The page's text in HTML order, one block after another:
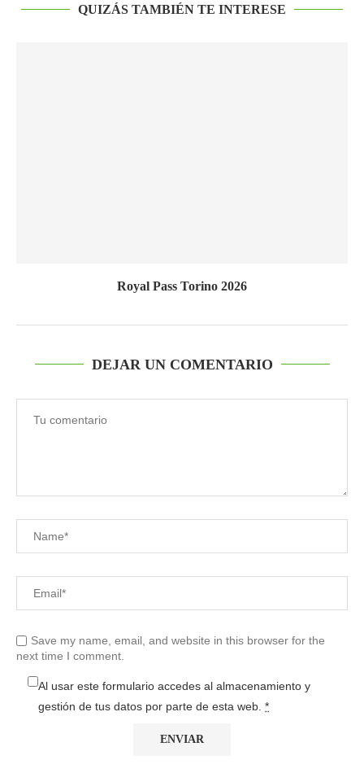
QUIZÁS TAMBIÉN TE INTERESE
Royal Pass Torino 2026
DEJAR UN COMENTARIO
Save my name, email, and website in this browser for the
next time I comment.
Al usar este formulario accedes al almacenamiento y
gestión de tus datos por parte de esta web. *